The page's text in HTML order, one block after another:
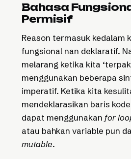
Bahasa
Permisif
Reason termasuk kedalam
fungsional nan deklaratif.
melarang ketika kita
menggunakan beberapa
imperatif. Ketika kita
mendeklarasikan baris
dapat menggunakan for
atau bahkan variable pun
mutable.